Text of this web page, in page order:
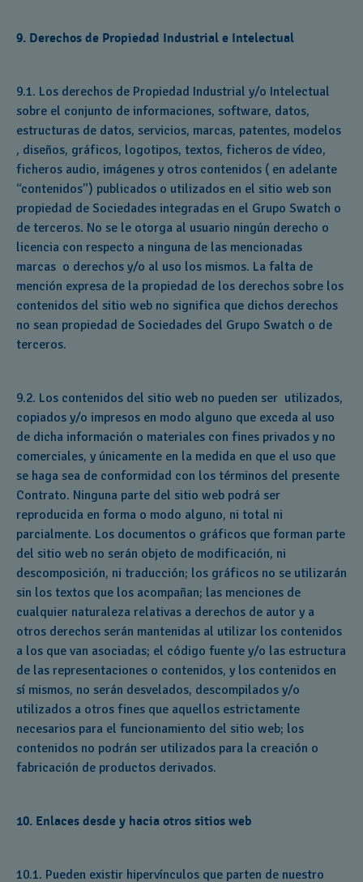
9. Derechos de Propiedad Industrial e Intelectual
9.1. Los derechos de Propiedad Industrial y/o Intelectual
sobre el conjunto de informaciones, software, datos,
estructuras de datos, servicios, marcas, patentes, modelos
, diseños, gráficos, logotipos, textos, ficheros de vídeo,
ficheros audio, imágenes y otros contenidos ( en adelante
“contenidos”) publicados o utilizados en el sitio web son
propiedad de Sociedades integradas en el Grupo Swatch o
de terceros. No se le otorga al usuario ningún derecho o
licencia con respecto a ninguna de las mencionadas
marcas o derechos y/o al uso los mismos. La falta de
mención expresa de la propiedad de los derechos sobre los
contenidos del sitio web no significa que dichos derechos
no sean propiedad de Sociedades del Grupo Swatch o de
terceros.
9.2. Los contenidos del sitio web no pueden ser utilizados,
copiados y/o impresos en modo alguno que exceda al uso
de dicha información o materiales con fines privados y no
comerciales, y únicamente en la medida en que el uso que
se haga sea de conformidad con los términos del presente
Contrato. Ninguna parte del sitio web podrá ser
reproducida en forma o modo alguno, ni total ni
parcialmente. Los documentos o gráficos que forman parte
del sitio web no serán objeto de modificación, ni
descomposición, ni traducción; los gráficos no se utilizarán
sin los textos que los acompañan; las menciones de
cualquier naturaleza relativas a derechos de autor y a
otros derechos serán mantenidas al utilizar los contenidos
a los que van asociadas; el código fuente y/o las estructura
de las representaciones o contenidos, y los contenidos en
sí mismos, no serán desvelados, descompilados y/o
utilizados a otros fines que aquellos estrictamente
necesarios para el funcionamiento del sitio web; los
contenidos no podrán ser utilizados para la creación o
fabricación de productos derivados.
10. Enlaces desde y hacia otros sitios web
10.1. Pueden existir hipervínculos que parten de nuestro